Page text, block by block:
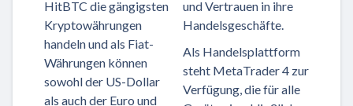
HitBTC die gängigsten
Kryptowährungen
handeln und als Fiat-
Währungen können
sowohl der US-Dollar
als auch der Euro und
und Vertrauen in ihre
Handelsgeschäfte.
Als Handelsplattform
steht MetaTrader 4 zur
Verfügung, die für alle